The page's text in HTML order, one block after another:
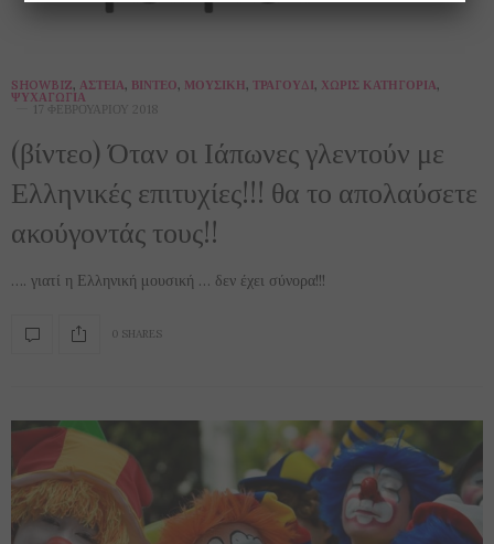
SHOWBIZ, ΑΣΤΕΊΑ, ΒΊΝΤΕΟ, ΜΟΥΣΙΚΉ, ΤΡΑΓΟΎΔΙ, ΧΩΡΊΣ ΚΑΤΗΓΟΡΊΑ,
ΨΥΧΑΓΩΓΊΑ
17 ΦΕΒΡΟΥΑΡΊΟΥ 2018
(βίντεο) Όταν οι Ιάπωνες γλεντούν με
Ελληνικές επιτυχίες!!! θα το απολαύσετε
ακούγοντάς τους!!
…. γιατί η Ελληνική μουσική … δεν έχει σύνορα!!!
0 SHARES